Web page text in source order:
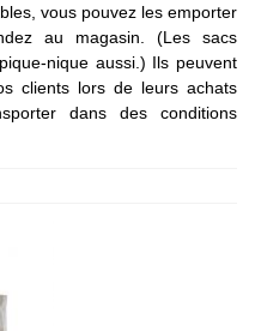
vous pouvez les emporter
au magasin. (Les sacs
nique aussi.) Ils peuvent
clients lors de leurs achats
dans des conditions